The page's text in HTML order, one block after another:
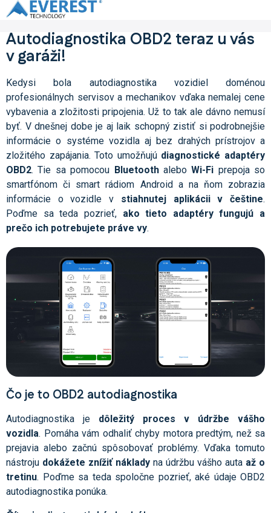
Prejsť
na
Autodiagnostika OBD2 teraz u vás
v garáži!
Kedysi bola autodiagnostika vozidiel doménou
profesionálnych servisov a mechanikov vďaka nemalej cene
vybavenia a zložitosti pripojenia. Už to tak ale dávno nemusí
byť. V dnešnej dobe je aj laik schopný zistiť si podrobnejšie
informácie o systéme vozidla aj bez drahých prístrojov a
zložitého zapájania. Toto umožňujú diagnostické adaptéry
OBD2. Tie sa pomocou BluetoothaleboWi-Fi prepoja so
smartfónom či smart rádiom Android a na ňom zobrazia
informácie o vozidle v stiahnutej aplikácii v češtine.
Poďme sa teda pozrieť,ako tieto adaptéry fungujú a
prečo ich potrebujete práve vy.
Čo je to OBD2 autodiagnostika
Autodiagnostika je dôležitý proces v údržbe vášho
vozidla. Pomáha vám odhaliť chyby motora predtým, než sa
prejavia alebo začnú spôsobovať problémy. Vďaka tomuto
nástroju dokážete znížiť náklady na údržbu vášho auta až o
tretinu. Poďme sa teda spoločne pozrieť, aké údaje OBD2
autodiagnostika ponúka.